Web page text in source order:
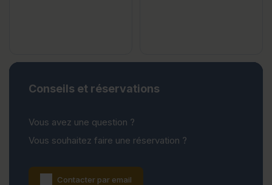
Conseils et réservations
Vous avez une question ?
Vous souhaitez faire une réservation ?
Contacter par email